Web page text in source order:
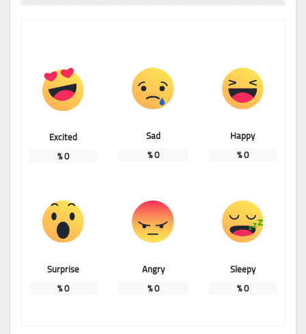
Happy
0
%
Sad
0
%
Excited
0
%
Sleepy
0
%
Angry
0
%
Surprise
0
%